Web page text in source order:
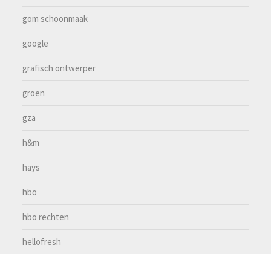
gom schoonmaak
google
grafisch ontwerper
groen
gza
h&m
hays
hbo
hbo rechten
hellofresh